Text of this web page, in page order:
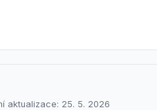
aktualizace: 25. 5. 2026